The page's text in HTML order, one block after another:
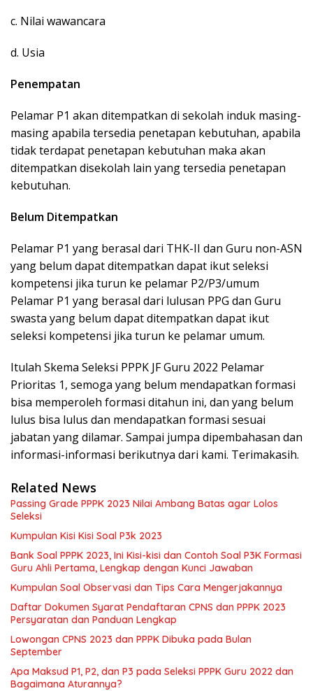
c. Nilai wawancara
d. Usia
Penempatan
Pelamar P1 akan ditempatkan di sekolah induk masing-
masing apabila tersedia penetapan kebutuhan, apabila
tidak terdapat penetapan kebutuhan maka akan
ditempatkan disekolah lain yang tersedia penetapan
kebutuhan.
Belum Ditempatkan
Pelamar P1 yang berasal dari THK-II dan Guru non-ASN
yang belum dapat ditempatkan dapat ikut seleksi
kompetensi jika turun ke pelamar P2/P3/umum
Pelamar P1 yang berasal dari lulusan PPG dan Guru
swasta yang belum dapat ditempatkan dapat ikut
seleksi kompetensi jika turun ke pelamar umum.
Itulah Skema Seleksi PPPK JF Guru 2022 Pelamar
Prioritas 1, semoga yang belum mendapatkan formasi
bisa memperoleh formasi ditahun ini, dan yang belum
lulus bisa lulus dan mendapatkan formasi sesuai
jabatan yang dilamar. Sampai jumpa dipembahasan dan
informasi-informasi berikutnya dari kami. Terimakasih.
Related News
Passing Grade PPPK 2023 Nilai Ambang Batas agar Lolos
Seleksi
Kumpulan Kisi Kisi Soal P3k 2023
Bank Soal PPPK 2023, Ini Kisi-kisi dan Contoh Soal P3K Formasi
Guru Ahli Pertama, Lengkap dengan Kunci Jawaban
Kumpulan Soal Observasi dan Tips Cara Mengerjakannya
Daftar Dokumen Syarat Pendaftaran CPNS dan PPPK 2023
Persyaratan dan Panduan Lengkap
Lowongan CPNS 2023 dan PPPK Dibuka pada Bulan
September
Apa Maksud P1, P2, dan P3 pada Seleksi PPPK Guru 2022 dan
Bagaimana Aturannya?